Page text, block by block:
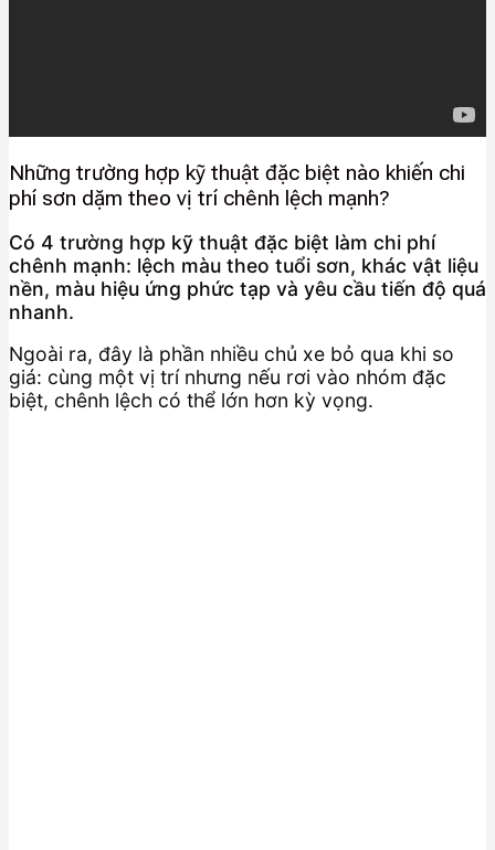
Những trường hợp kỹ thuật đặc biệt nào khiến chi
phí sơn dặm theo vị trí chênh lệch mạnh?
Có 4 trường hợp kỹ thuật đặc biệt làm chi phí
chênh mạnh: lệch màu theo tuổi sơn, khác vật liệu
nền, màu hiệu ứng phức tạp và yêu cầu tiến độ quá
nhanh.
Ngoài ra, đây là phần nhiều chủ xe bỏ qua khi so
giá: cùng một vị trí nhưng nếu rơi vào nhóm đặc
biệt, chênh lệch có thể lớn hơn kỳ vọng.